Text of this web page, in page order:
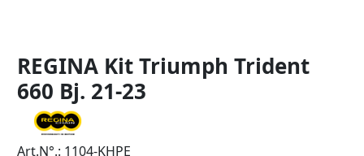
REGINA Kit Triumph Trident
660 Bj. 21-23
Art.N°.: 1104-KHPE